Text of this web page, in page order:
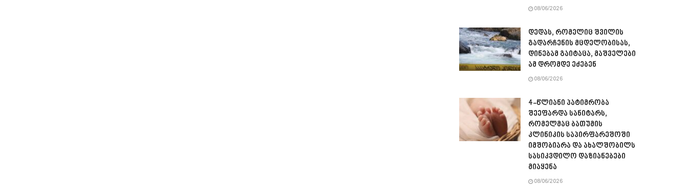
08/06/2026
დედას, რომელიც შვილის
გადარჩენის მცდელობისას,
დინებამ გაიტაცა, მაშველები
ამ დრომდე ეძებენ
08/06/2026
4-წლიანი პატიმრობა
შეეფარდა სანიტარს,
რომელმაც ბათუმის
კლინიკის საპირფარეშოში
იმშობიარა და ახალშობილს
სასიკვდილო დაზიანებები
მიაყენა
08/06/2026